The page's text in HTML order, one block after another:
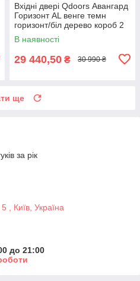
Вхідні двері Qdoors Авангард
Горизонт AL венге темн
горизонт/біл дерево короб 2
кольори
В наявності
29 440,50 ₴ 30 990 ₴
ще
за рік
, Київ, Україна
до 21:00